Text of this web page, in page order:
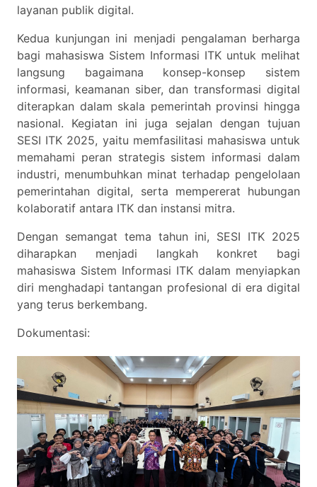
layanan publik digital.
Kedua kunjungan ini menjadi pengalaman berharga
bagi mahasiswa Sistem Informasi ITK untuk melihat
langsung bagaimana konsep-konsep sistem
informasi, keamanan siber, dan transformasi digital
diterapkan dalam skala pemerintah provinsi hingga
nasional. Kegiatan ini juga sejalan dengan tujuan
SESI ITK 2025, yaitu memfasilitasi mahasiswa untuk
memahami peran strategis sistem informasi dalam
industri, menumbuhkan minat terhadap pengelolaan
pemerintahan digital, serta mempererat hubungan
kolaboratif antara ITK dan instansi mitra.
Dengan semangat tema tahun ini, SESI ITK 2025
diharapkan menjadi langkah konkret bagi
mahasiswa Sistem Informasi ITK dalam menyiapkan
diri menghadapi tantangan profesional di era digital
yang terus berkembang.
Dokumentasi: